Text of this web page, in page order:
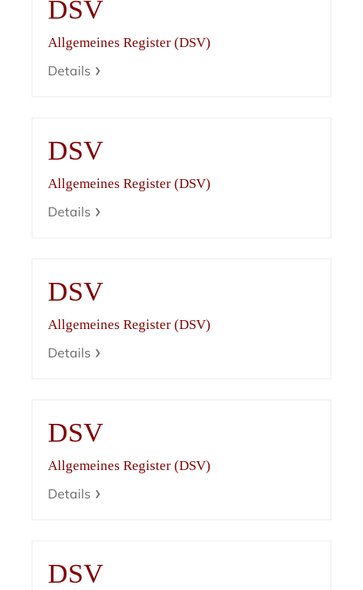
DSV
Allgemeines Register (DSV)
Details
DSV
Allgemeines Register (DSV)
Details
DSV
Allgemeines Register (DSV)
Details
DSV
Allgemeines Register (DSV)
Details
DSV